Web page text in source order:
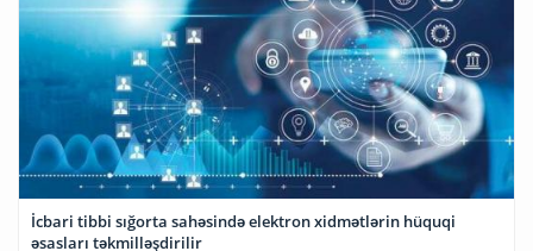
İcbari tibbi sığorta sahəsində elektron xidmətlərin hüquqi
əsasları təkmilləşdirilir